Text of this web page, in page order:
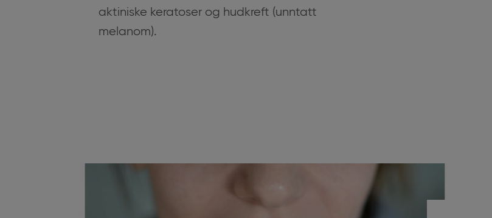
aktiniske keratoser og hudkreft (unntatt
melanom).